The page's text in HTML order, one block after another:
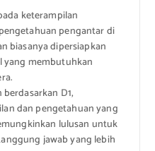
keterampilan
pengantar di
biasanya dipersiapkan
yang membutuhkan
D1,
dan pengetahuan yang
lulusan untuk
jawab yang lebih